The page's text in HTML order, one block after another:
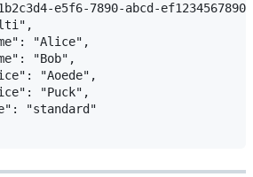
e5f6-7890-abcd-
"Alice",
"Bob",
"Aoede",
"Puck",
"standard"